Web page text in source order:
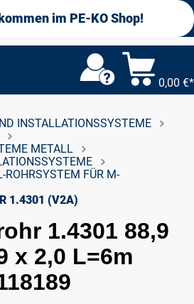
im PE-KO Shop!
0,00 €*
INSTALLATIONSSYSTEME
METALL
ROHRSYSTEM FÜR M-
1.4301 (V2A)
1.4301 88,9
x 2,0 L=6m